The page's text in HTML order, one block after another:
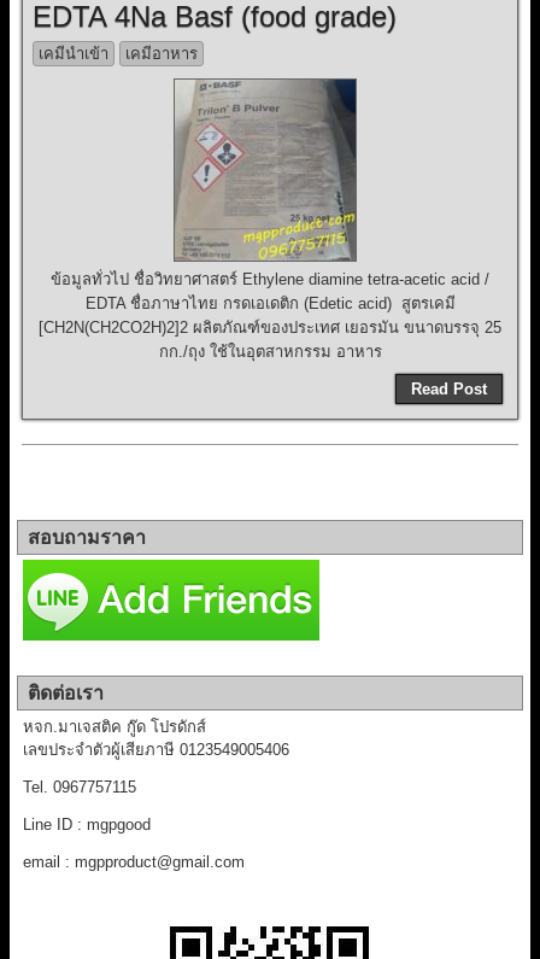
EDTA 4Na Basf (food grade)
เคมีนำเข้า เคมีอาหาร
ข้อมูลทั่วไป ชื่อวิทยาศาสตร์ Ethylene diamine tetra-acetic acid /
EDTA ชื่อภาษาไทย กรดเอเดติก (Edetic acid) สูตรเคมี
[CH2N(CH2CO2H)2]2 ผลิตภัณฑ์ของประเทศ เยอรมัน ขนาดบรรจุ 25
กก./ถุง ใช้ในอุตสาหกรรม อาหาร
Read Post
สอบถามราคา
ติดต่อเรา
หจก.มาเจสติค กู๊ด โปรดักส์
เลขประจำตัวผู้เสียภาษี 0123549005406
Tel. 0967757115
Line ID : mgpgood
email : mgpproduct@gmail.com